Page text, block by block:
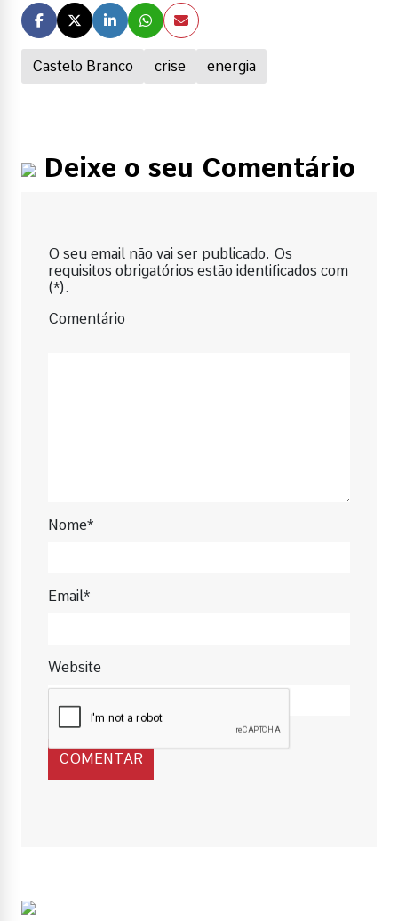
Castelo Branco crise energia
Deixe o seu Comentário
O seu email não vai ser publicado. Os
requisitos obrigatórios estão identificados com
(*).
Comentário
Nome*
Email*
Website